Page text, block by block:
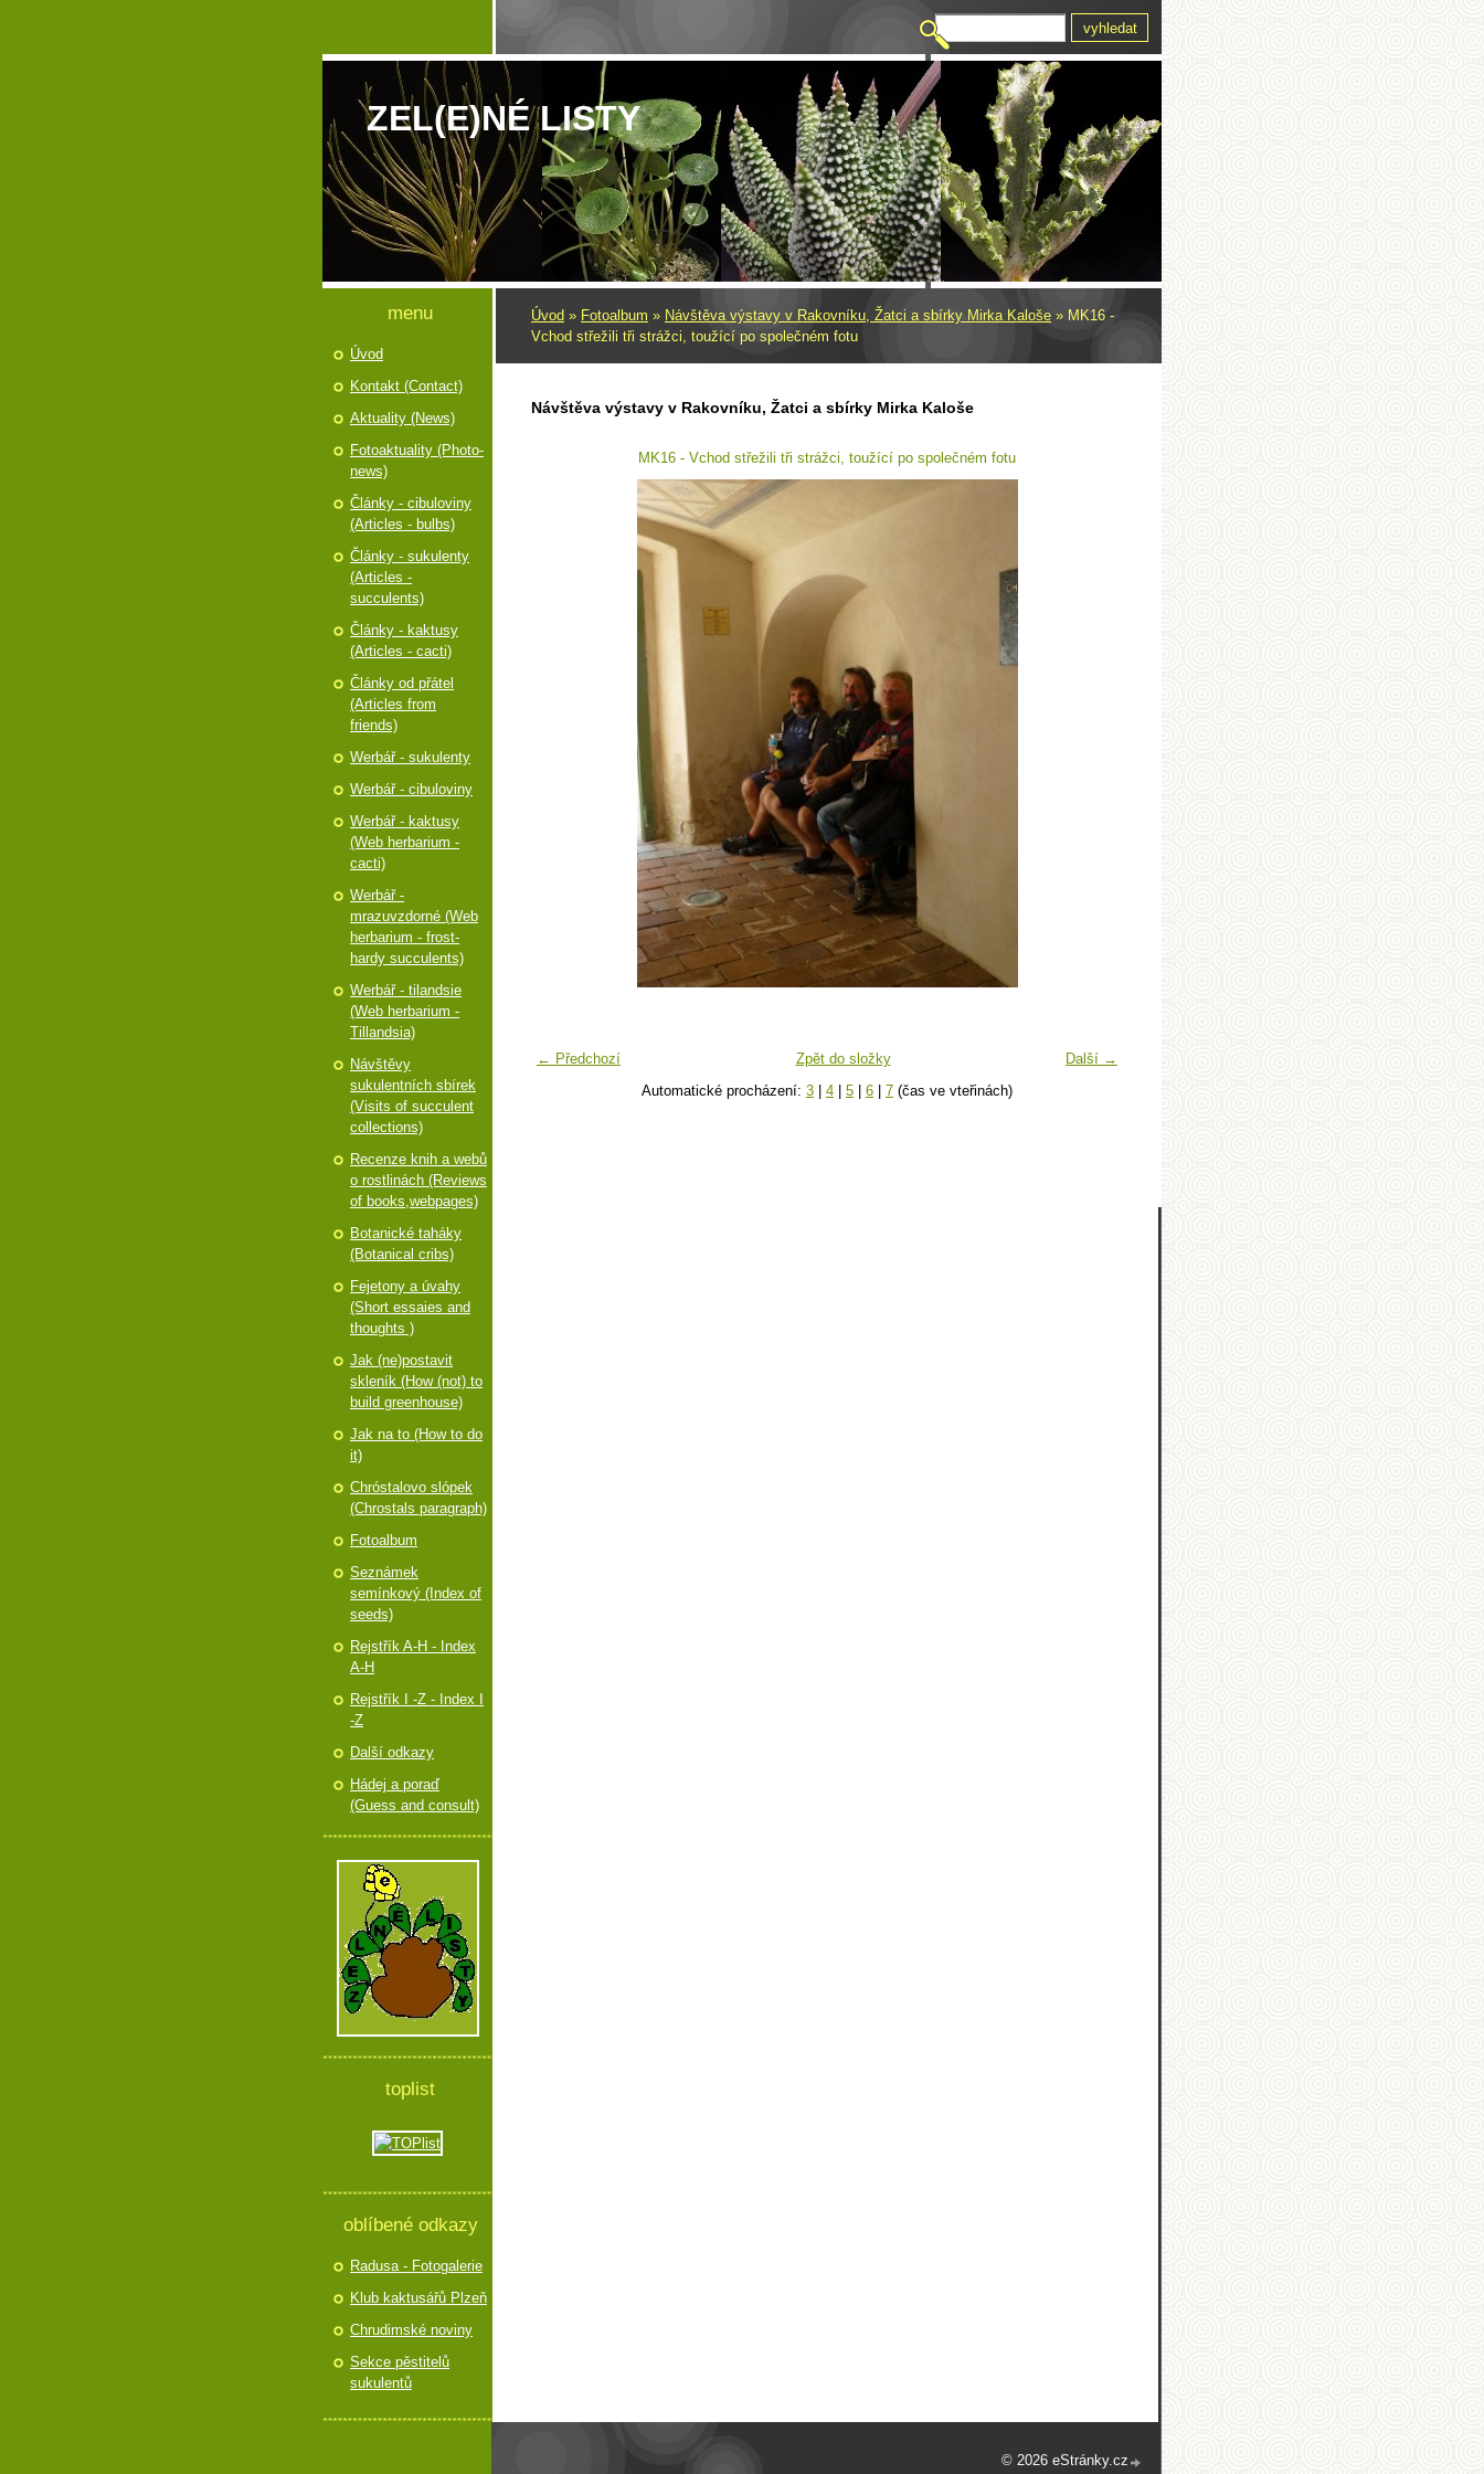
ZEL(E)NÉ LISTY
Úvod » Fotoalbum » Návštěva výstavy v Rakovníku, Žatci a sbírky Mirka Kaloše » MK16 -
Vchod střežili tři strážci, toužící po společném fotu
Návštěva výstavy v Rakovníku, Žatci a sbírky Mirka Kaloše
MK16 - Vchod střežili tři strážci, toužící po společném fotu
← Předchozí Další →
Zpět do složky
Automatické procházení: 3 4 5 6 7 (čas ve vteřinách)
menu
Úvod
Kontakt (Contact)
Aktuality (News)
Fotoaktuality (Photo-
news)
Články - cibuloviny
(Articles - bulbs)
Články - sukulenty
(Articles -
succulents)
Články - kaktusy
(Articles - cacti)
Články od přátel
(Articles from
friends)
Werbář - sukulenty
Werbář - cibuloviny
Werbář - kaktusy
(Web herbarium -
cacti)
Werbář -
mrazuvzdorné (Web
herbarium - frost-
hardy succulents)
Werbář - tilandsie
(Web herbarium -
Tillandsia)
Návštěvy
sukulentních sbírek
(Visits of succulent
collections)
Recenze knih a webů
o rostlinách (Reviews
of books,webpages)
Botanické taháky
(Botanical cribs)
Fejetony a úvahy
(Short essaies and
thoughts )
Jak (ne)postavit
skleník (How (not) to
build greenhouse)
Jak na to (How to do
it)
Chróstalovo slópek
(Chrostals paragraph)
Fotoalbum
Seznámek
semínkový (Index of
seeds)
Rejstřík A-H - Index
A-H
Rejstřík I -Z - Index I
-Z
Další odkazy
Hádej a poraď
(Guess and consult)
toplist
oblíbené odkazy
Radusa - Fotogalerie
Klub kaktusářů Plzeň
Chrudimské noviny
Sekce pěstitelů
sukulentů
© 2026 eStránky.cz